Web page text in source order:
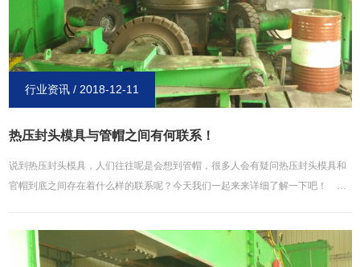
算分析大型厚壁封头成形过程中等效应力、应变、接触正应力、壁厚分布以及金
属流动变化规律等信息。结果表明,冲压成形过程中,在封头底部球面部分,壁厚整
体减薄,减薄率约在2~4%;在过渡区壁厚由减薄过渡到增厚,增厚速率受多种因素影
响,*大减薄部位出现在球面区域口部过渡区域;在封头口部位置,锻件是增厚的,存在
较严重缩口现象。本文通过数值模拟计算分析了封头成形过程中不同上下模具形
线参数对封头热冲压成形过程中的壁厚、贴膜性能、*大减薄率等影响规律。根据
模拟结果分析确定了上下模具*优尺寸形状参数及其它工艺参数。在此基础上,对
计算结果进行了比较分析,结果表明,与有限元数值模拟结果较吻合,为实际生产提
供了理论依据。
行业资讯 / 2018-12-11
热压封头模具与管帽之间有何联系！
说到热压封头模具，人们往往呢是会想到管帽，很多人会有疑问热压封头模具和
官帽到底之间存在着什么样的联系呢？今天我们一起来来详细了解一下吧！
封头，堵头，盖头等，它是焊接在管端或者是管端外螺纹上盖堵管子的小零件，